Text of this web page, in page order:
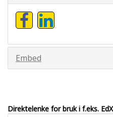
Embed
Direktelenke for bruk i f.eks.